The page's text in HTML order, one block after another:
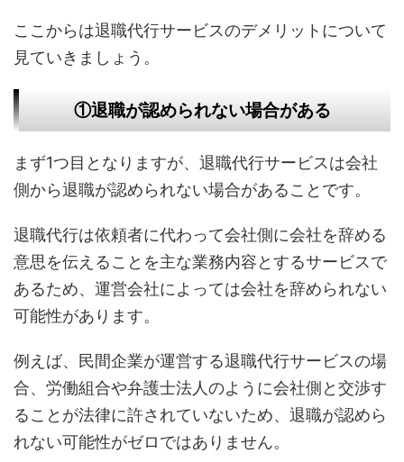
ここからは退職代行サービスのデメリットについて
見ていきましょう。
①退職が認められない場合がある
まず1つ目となりますが、退職代行サービスは会社
側から退職が認められない場合があることです。
退職代行は依頼者に代わって会社側に会社を辞める
意思を伝えることを主な業務内容とするサービスで
あるため、運営会社によっては会社を辞められない
可能性があります。
例えば、民間企業が運営する退職代行サービスの場
合、労働組合や弁護士法人のように会社側と交渉す
ることが法律に許されていないため、退職が認めら
れない可能性がゼロではありません。